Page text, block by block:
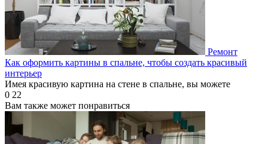
Ремонт
Как оформить картины в спальне, чтобы создать красивый
интерьер
Имея красивую картина на стене в спальне, вы можете
0 22
Вам также может понравиться